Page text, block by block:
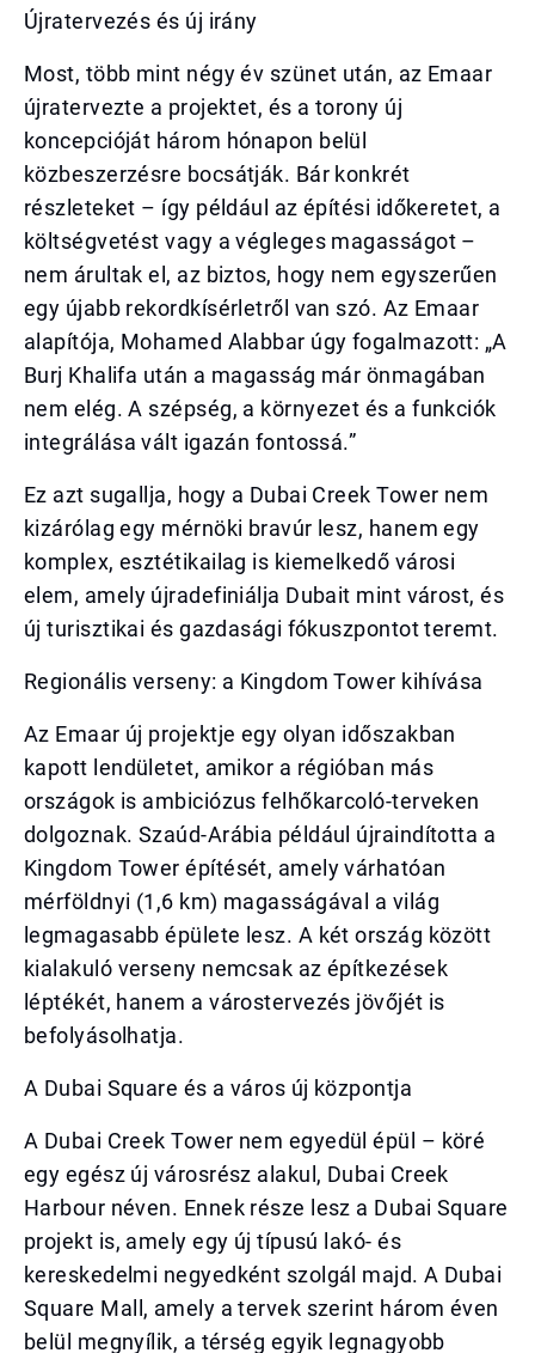
Újratervezés és új irány
Most, több mint négy év szünet után, az Emaar
újratervezte a projektet, és a torony új
koncepcióját három hónapon belül
közbeszerzésre bocsátják. Bár konkrét
részleteket – így például az építési időkeretet, a
költségvetést vagy a végleges magasságot –
nem árultak el, az biztos, hogy nem egyszerűen
egy újabb rekordkísérletről van szó. Az Emaar
alapítója, Mohamed Alabbar úgy fogalmazott: „A
Burj Khalifa után a magasság már önmagában
nem elég. A szépség, a környezet és a funkciók
integrálása vált igazán fontossá.”
Ez azt sugallja, hogy a Dubai Creek Tower nem
kizárólag egy mérnöki bravúr lesz, hanem egy
komplex, esztétikailag is kiemelkedő városi
elem, amely újradefiniálja Dubait mint várost, és
új turisztikai és gazdasági fókuszpontot teremt.
Regionális verseny: a Kingdom Tower kihívása
Az Emaar új projektje egy olyan időszakban
kapott lendületet, amikor a régióban más
országok is ambiciózus felhőkarcoló-terveken
dolgoznak. Szaúd-Arábia például újraindította a
Kingdom Tower építését, amely várhatóan
mérföldnyi (1,6 km) magasságával a világ
legmagasabb épülete lesz. A két ország között
kialakuló verseny nemcsak az építkezések
léptékét, hanem a várostervezés jövőjét is
befolyásolhatja.
A Dubai Square és a város új központja
A Dubai Creek Tower nem egyedül épül – köré
egy egész új városrész alakul, Dubai Creek
Harbour néven. Ennek része lesz a Dubai Square
projekt is, amely egy új típusú lakó- és
kereskedelmi negyedként szolgál majd. A Dubai
Square Mall, amely a tervek szerint három éven
belül megnyílik, a térség egyik legnagyobb